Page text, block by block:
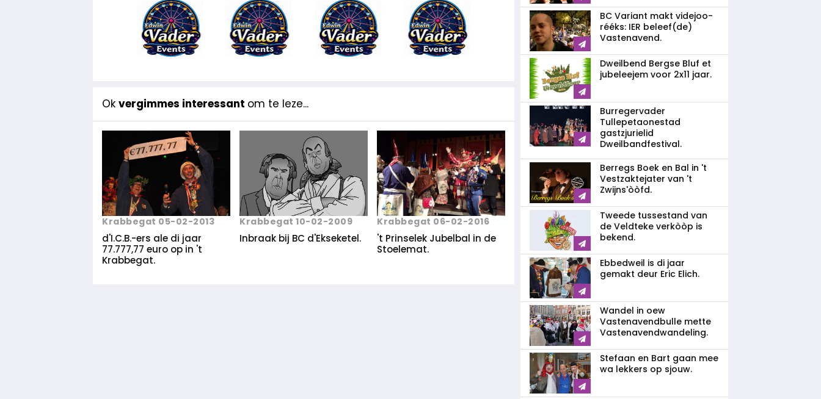
Ok vergimmes interessant om te leze...
Krabbegat 05-02-2013
d'I.C.B.-ers ale di jaar
77.777,77 euro op in 't
Krabbegat.
Krabbegat 10-02-2009
Inbraak bij BC d'Ekseketel.
Krabbegat 06-02-2016
't Prinselek Jubelbal in de
Stoelemat.
BC Variant makt videjoo-
rééks: IER beleef(de)
Vastenavend.
Dweilbend Bergse Bluf et
jubeleejem voor 2x11 jaar.
Burregervader
Tullepetaonestad
gastzjurielid
Dweilbandfestival.
Berregs Boek en Bal in 't
Vestzaktejater van 't
Zwijns'òòfd.
Tweede tussestand van
de Veldteke verkòòp is
bekend.
Ebbedweil is di jaar
gemakt deur Eric Elich.
Wandel in oew
Vastenavendbulle mette
Vastenavendwandeling.
Stefaan en Bart gaan mee
wa lekkers op sjouw.